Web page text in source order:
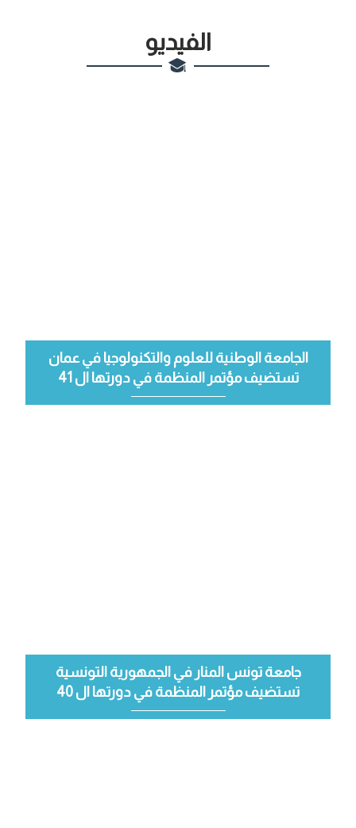
الفيديو
الجامعة الوطنية للعلوم والتكنولوجيا في عمان
تستضيف مؤتمر المنظمة في دورتها ال 41
جامعة تونس المنار في الجمهورية التونسية
تستضيف مؤتمر المنظمة في دورتها ال 40